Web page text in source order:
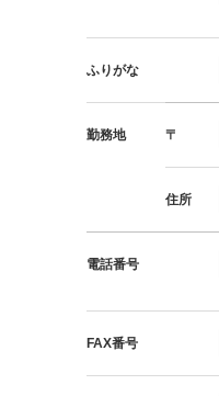
ふりがな
勤務地 〒
住所
電話番号
FAX番号